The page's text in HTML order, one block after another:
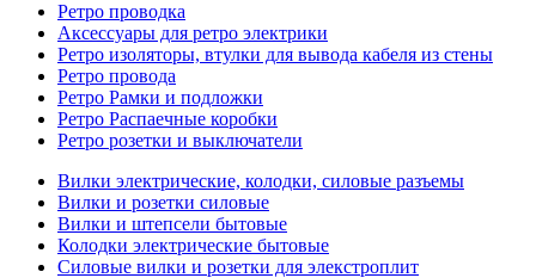
Ретро проводка
Аксессуары для ретро электрики
Ретро изоляторы, втулки для вывода кабеля из стены
Ретро провода
Ретро Рамки и подложки
Ретро Распаечные коробки
Ретро розетки и выключатели
Вилки электрические, колодки, силовые разъемы
Вилки и розетки силовые
Вилки и штепсели бытовые
Колодки электрические бытовые
Силовые вилки и розетки для элекстроплит